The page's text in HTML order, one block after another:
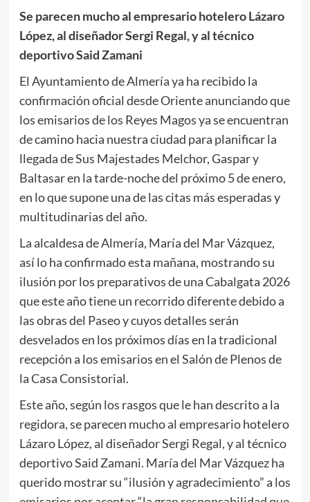
Se parecen mucho al empresario hotelero Lázaro
López, al diseñador Sergi Regal, y al técnico
deportivo Said Zamani
El Ayuntamiento de Almería ya ha recibido la
confirmación oficial desde Oriente anunciando que
los emisarios de los Reyes Magos ya se encuentran
de camino hacia nuestra ciudad para planificar la
llegada de Sus Majestades Melchor, Gaspar y
Baltasar en la tarde-noche del próximo 5 de enero,
en lo que supone una de las citas más esperadas y
multitudinarias del año.
La alcaldesa de Almería, María del Mar Vázquez,
así lo ha confirmado esta mañana, mostrando su
ilusión por los preparativos de una Cabalgata 2026
que este año tiene un recorrido diferente debido a
las obras del Paseo y cuyos detalles serán
desvelados en los próximos días en la tradicional
recepción a los emisarios en el Salón de Plenos de
la Casa Consistorial.
Este año, según los rasgos que le han descrito a la
regidora, se parecen mucho al empresario hotelero
Lázaro López, al diseñador Sergi Regal, y al técnico
deportivo Said Zamani. María del Mar Vázquez ha
querido mostrar su “ilusión y agradecimiento” a los